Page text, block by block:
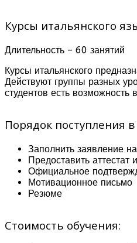
Курсы итальянского
Длительность – 60 занятий
Курсы итальянского
Действуют группы разных
студентов есть
Порядок поступления
Заполнить заявление
Предоставить
Официальное
Мотивационное письмо
Резюме
Стоимость обучения: